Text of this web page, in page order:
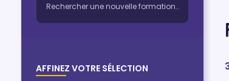
AFFINEZ VOTRE SÉLECTION